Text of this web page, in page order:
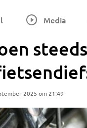
Media
2025 om 21:49